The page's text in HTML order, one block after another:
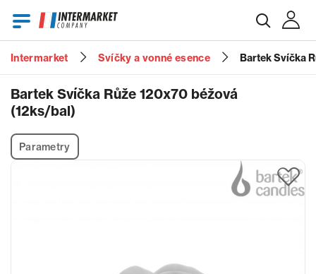
Heslo
Intermarket Svíčky a vonné esence Bartek Svíčka
Bartek Svíčka Růže 120x70 béžová
(12ks/bal)
Parametry